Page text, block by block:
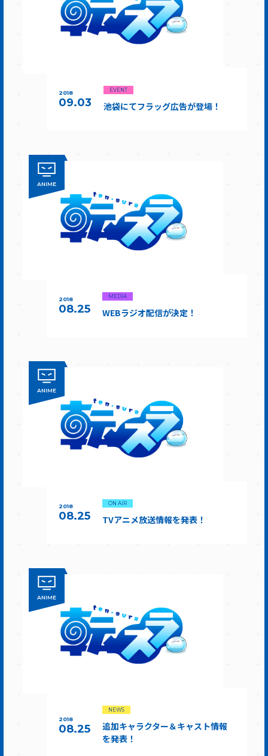
2018
09.03
EVENT
池袋にてフラッグ広告が登場！
ANIME
2018
08.25
MEDIA
WEBラジオ配信が決定！
ANIME
2018
08.25
ON AIR
TVアニメ放送情報を発表！
ANIME
2018
08.25
NEWS
追加キャラクター＆キャスト情報
を発表！